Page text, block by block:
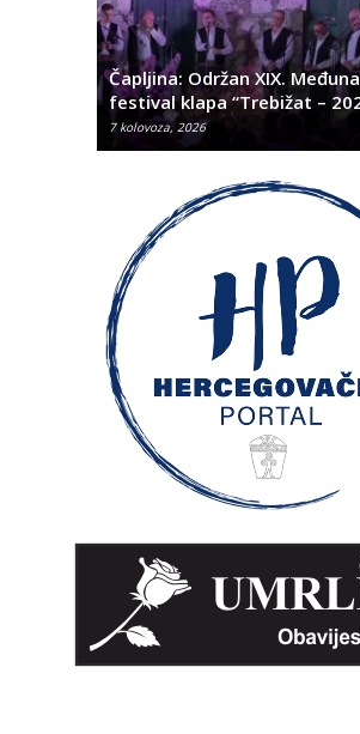
Čapljina: Održan XIX.
festival klapa “Trebižat –
7 kolovoza, 2026